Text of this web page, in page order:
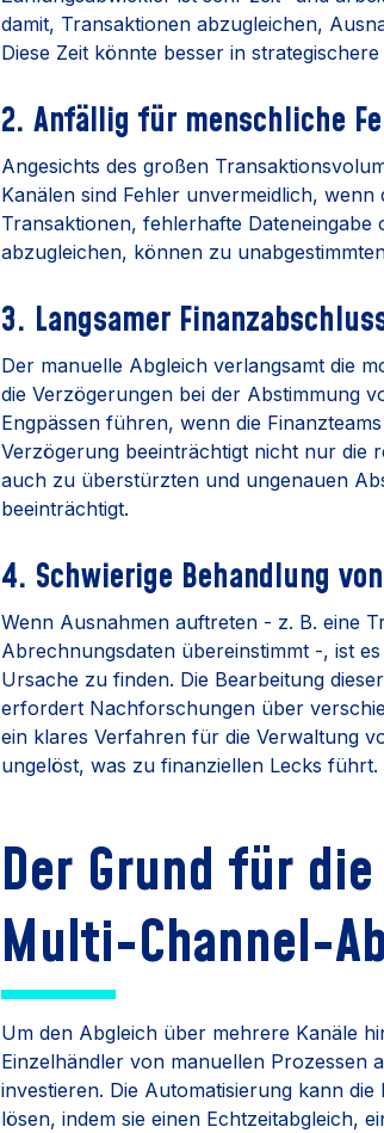
damit, Transaktionen abzugleichen,
Diese Zeit könnte besser in
2. Anfällig für menschliche
Angesichts des großen
Kanälen sind Fehler unvermeidlich,
Transaktionen, fehlerhafte
abzugleichen, können zu
3. Langsamer
Der manuelle Abgleich verlangsamt die
die Verzögerungen bei der Abstimmung
Engpässen führen, wenn die
Verzögerung beeinträchtigt nicht nur die
auch zu überstürzten und ungenauen
beeinträchtigt.
4. Schwierige Behandlung
Wenn Ausnahmen auftreten - z. B. eine
Abrechnungsdaten übereinstimmt -, ist
Ursache zu finden. Die Bearbeitung
erfordert Nachforschungen über
ein klares Verfahren für die Verwaltung
ungelöst, was zu finanziellen Lecks führt.
Der Grund für
Multi-Channel-
Um den Abgleich über mehrere Kanäle
Einzelhändler von manuellen Prozessen
investieren. Die Automatisierung kann
lösen, indem sie einen Echtzeitabgleich,